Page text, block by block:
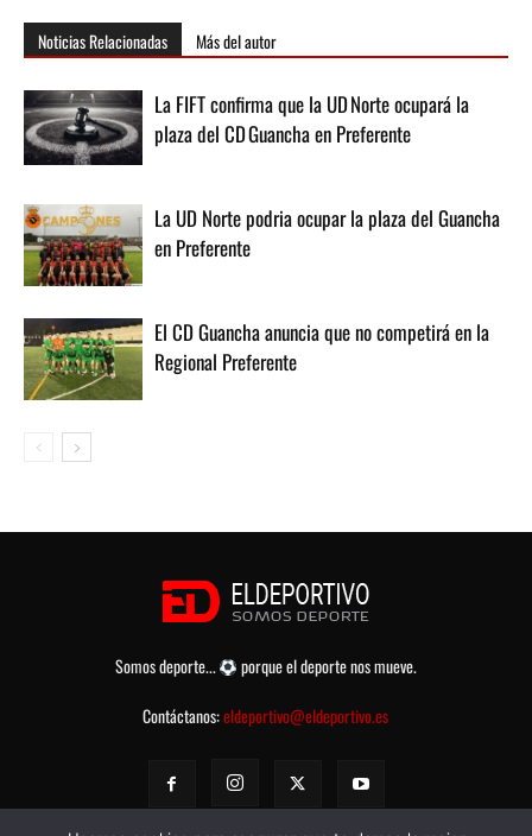
Noticias Relacionadas Más del autor
La FIFT confirma que la UD Norte ocupará la
plaza del CD Guancha en Preferente
La UD Norte podria ocupar la plaza del Guancha
en Preferente
El CD Guancha anuncia que no competirá en la
Regional Preferente
Somos deporte...
porque el deporte nos mueve.
Contáctanos:eldeportivo@eldeportivo.es